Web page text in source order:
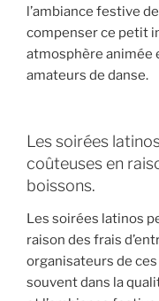
l’ambiance festive
compenser ce petit
atmosphère animée
amateurs de danse.
Les soirées
coûteuses en
boissons.
Les soirées latinos
raison des frais
organisateurs de
souvent dans la